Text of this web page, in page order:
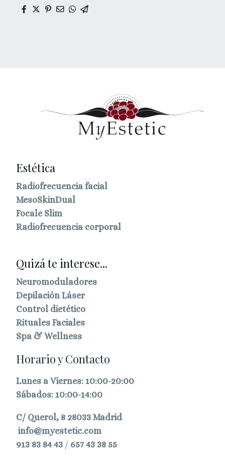
Estética
Radiofrecuencia facial
MesoSkinDual
Focale Slim
Radiofrecuencia corporal
Quizá te interese...
Neuromoduladores
Depilación Láser
Control dietético
Rituales Faciales
Spa & Wellness
Horario y Contacto
Lunes a Viernes: 10:00-20:00
Sábados: 10:00-14:00
C/ Querol, 8 28033 Madrid
info@myestetic.com
913 83 84 43 / 657 43 38 55